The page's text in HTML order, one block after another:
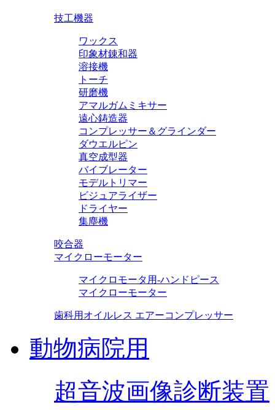
技工機器
ワックス
印象材錬和器
溶接機
トーチ
研磨機
アマルガムミキサー
遠心鋳造器
コンプレッサー＆グラインダー
ダウエルピン
真空成型器
バイブレーター
モデルトリマー
ビジュアライザー
ドライヤー
集塵機
咬合器
マイクローモーター
マイクロモータ用-ハンドピース
マイクローモーター
歯科用オイルレス エアーコンプレッサー
動物病院用
超音波画像診断装置